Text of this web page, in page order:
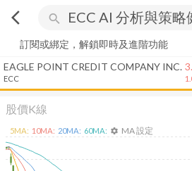
arrow_back_ios search
訂閱或綁定，解鎖即時及進階功能
EAGLE POINT CREDIT COMPANY INC.
ECC
股價K線
5MA: 10MA: 20MA: 60MA: settings MA 設定